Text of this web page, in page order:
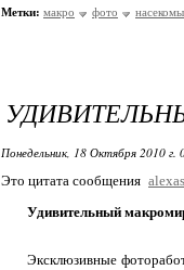
Метки: макро фото
Понедельник, 18 Октября 2010 г.
Это цитата сообщения
Удивительный
Эксклюзивные